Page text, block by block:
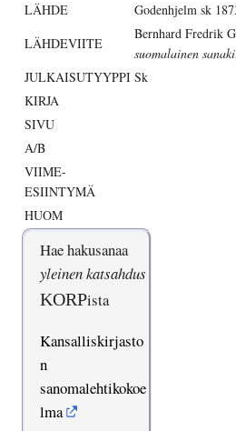
LÄHDE
Godenhjelm sk
LÄHDEVIITE
Bernhard Fredrik
suomalainen
JULKAISUTYYPPI Sk
KIRJA
SIVU
A/B
VIIME-
ESIINTYMÄ
HUOM
Hae hakusanaa
yleinen katsahdus
KORPista
Kansalliskirjasto
n
sanomalehtikokoe
lma